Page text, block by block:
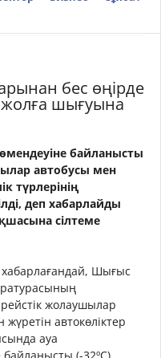
бес өңірде
жолға шығуына
байланысты
автобусы мен
түрлерінің
деп хабарлайды
сілтеме
Шығыс
жолаушылар
автокөліктер
ауа